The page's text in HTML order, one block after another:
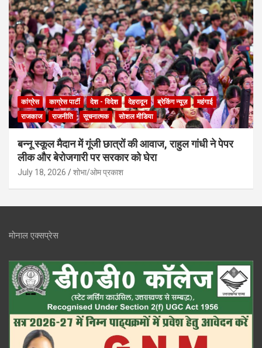
कांग्रेस काग्रेस पार्टी देश - विदेश देहरादून ब्रेकिंग न्यूज़
महंगाई
राजकाज
राजनीति सूचनात्मक सोशल मीडिया
बन्नू स्कूल मैदान में गूंजी छात्रों की आवाज, राहुल गांधी ने पेपर
लीक और बेरोजगारी पर सरकार को घेरा
July 18, 2026 शोभा/ओम प्रकाश
मोनाल एक्सप्रेस